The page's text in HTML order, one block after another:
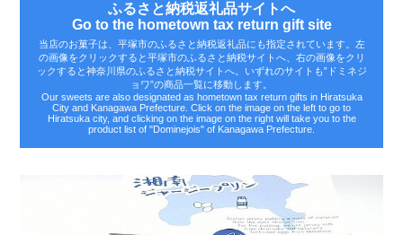
ふるさと納税返礼品サイトへ
Go to the hometown tax return gift site
当店のお菓子は、平塚市のふるさと納税返礼品にも指定されています。左
の画像をクリックすると平塚市のふるさと納税サイトへ、右の画像をクリ
ックすると神奈川県のふるさと納税サイトへ。いずれのサイトも‟ドミネジ
ョワ”の商品一覧に移動します。
Our sweets are also designated as hometown tax return gifts in Hiratsuka
City and Kanagawa Prefecture. Click on the image on the left to go to
Hiratsuka city, and clicking on the image on the right will take you to the
product list of "Dominejois" of Kanagawa Prefecture.